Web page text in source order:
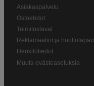
Asiakaspalvelu
Ostoehdot
Toimitustavat
Reklamaatiot ja
Henkilötiedot
Muuta evästeasetuksia